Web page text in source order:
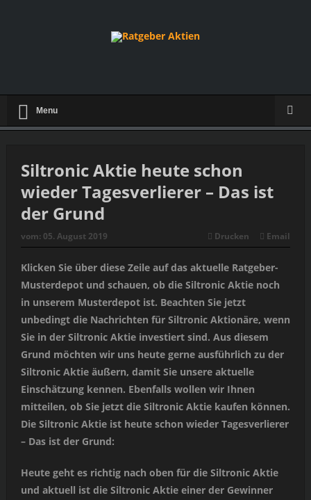
Menu
Siltronic Aktie heute schon
wieder Tagesverlierer – Das ist
der Grund
vom: 05. August 2019 Drucken Email
Klicken Sie über diese Zeile auf das aktuelle Ratgeber-
Musterdepot und schauen, ob die Siltronic Aktie noch
in unserem Musterdepot ist. Beachten Sie jetzt
unbedingt die Nachrichten für Siltronic Aktionäre, wenn
Sie in der Siltronic Aktie investiert sind. Aus diesem
Grund möchten wir uns heute gerne ausführlich zu der
Siltronic Aktie äußern, damit Sie unsere aktuelle
Einschätzung kennen. Ebenfalls wollen wir Ihnen
mitteilen, ob Sie jetzt die Siltronic Aktie kaufen können.
Die Siltronic Aktie ist heute schon wieder Tagesverlierer
– Das ist der Grund:
Heute geht es richtig nach oben für die Siltronic Aktie
und aktuell ist die Siltronic Aktie einer der Gewinner